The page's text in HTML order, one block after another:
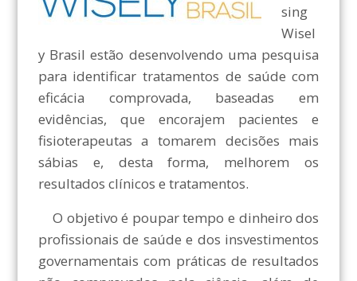
sing
Wisel
y Brasil estão desenvolvendo uma pesquisa
para identificar tratamentos de saúde com
eficácia comprovada, baseadas em
evidências, que encorajem pacientes e
fisioterapeutas a tomarem decisões mais
sábias e, desta forma, melhorem os
resultados clínicos e tratamentos.
O objetivo é poupar tempo e dinheiro dos
profissionais de saúde e dos insvestimentos
governamentais com práticas de resultados